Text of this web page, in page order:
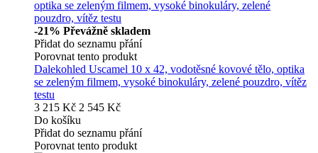
-21% Převážně skladem
Přidat do seznamu přání
Porovnat tento produkt
Dalekohled Uscamel 10 x 42, vodotěsné kovové tělo, optika
se zeleným filmem, vysoké binokuláry, zelené pouzdro, vítěz
testu
3 215 Kč 2 545 Kč
Do košíku
Přidat do seznamu přání
Porovnat tento produkt